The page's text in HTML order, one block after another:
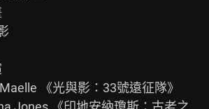
《光與影：33號遠征隊》